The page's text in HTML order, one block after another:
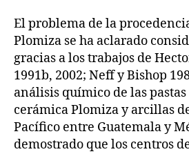
El problema de la
Plomiza se ha aclarado
gracias a los trabajos de
1991b, 2002; Neff y Bishop
análisis químico de las
cerámica Plomiza y arcillas
Pacífico entre Guatemala y
demostrado que los centros